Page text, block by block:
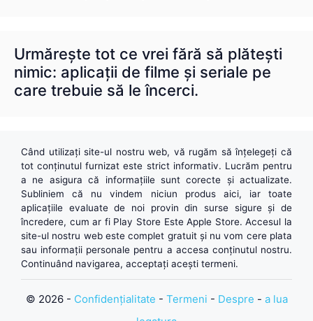
Urmărește tot ce vrei fără să plătești
nimic: aplicații de filme și seriale pe
care trebuie să le încerci.
Când utilizați site-ul nostru web, vă rugăm să înțelegeți că
tot conținutul furnizat este strict informativ. Lucrăm pentru
a ne asigura că informațiile sunt corecte și actualizate.
Subliniem că nu vindem niciun produs aici, iar toate
aplicațiile evaluate de noi provin din surse sigure și de
încredere, cum ar fi Play Store EsteApple Store. Accesul la
site-ul nostru web este complet gratuit și nu vom cere plata
sau informații personale pentru a accesa conținutul nostru.
Continuând navigarea, acceptați acești termeni.
© 2026 - Confidențialitate - Termeni - Despre - a lua